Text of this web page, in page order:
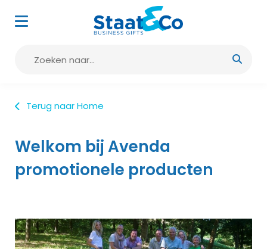
Terug naar Home
Welkom bij Avenda
promotionele producten